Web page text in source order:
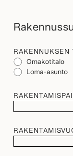
RAKENNUKSEN
Omakotitalo
Loma-asunto